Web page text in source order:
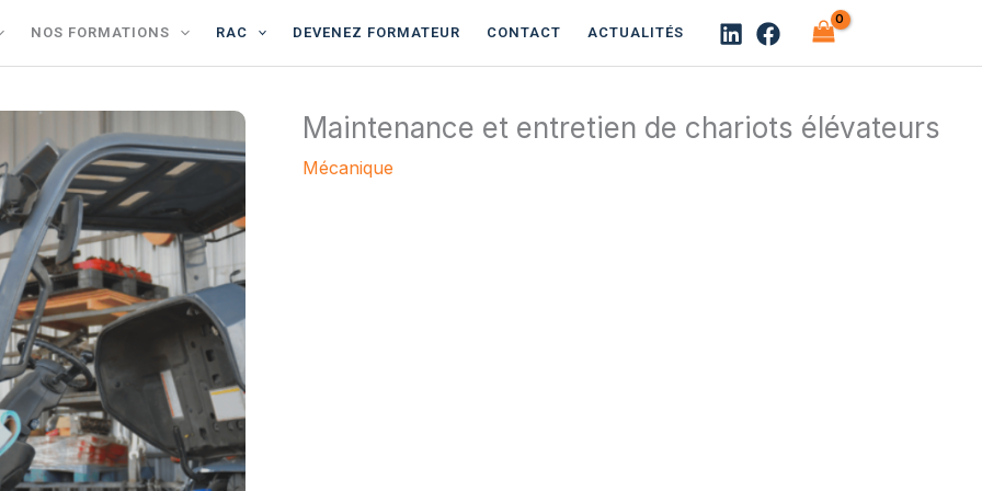
NOS FORMATIONS RAC DEVENEZ FORMATEUR CONTACT ACTUALITÉS
Maintenance et entretien de chariots élévateurs
Mécanique